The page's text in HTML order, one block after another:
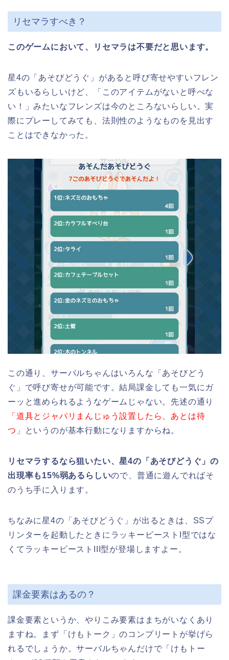
リセマラすべき？
このゲームにおいて、リセマラは不要だと思います。
星4の「あそびどうぐ」があると呼び寄せやすいフレン
ズもいるらしいけど、「このアイテムがないと呼べな
い！」みたいなフレンズは今のところないらしい。実
際にプレーしてみても、法則性のようなものを見出す
ことはできなかった。
この通り、サーバルちゃんはいろんな「あそびどう
ぐ」で呼び寄せが可能です。結局課金しても一気にガ
ーッと進められるようなゲームじゃない。先述の通り
「道具とジャパリまんじゅう設置したら、あとは待
つ」
というのが基本行動になりますからね。
リセマラするなら狙いたい、星4の「あそびどうぐ」の
出現率も15%弱あるらしいので、普通に遊んでればそ
のうち手に入ります。
ちなみに星4の「あそびどうぐ」が出るときは、SSプ
リンターを起動したときにラッキービーストI型ではな
くてラッキービーストIII型が登場しますよー。
課金要素はあるの？
課金要素というか、やりこみ要素はまちがいなくあり
ますね。まず「けもトーク」のコンプリートが挙げら
れるでしょうか。サーバルちゃんだけで「けもトー